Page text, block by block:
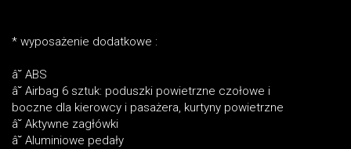
* wyposażenie dodatkowe :
â˘ ABS
â˘ Airbag 6 sztuk: poduszki powietrzne czołowe i
boczne dla kierowcy i pasażera, kurtyny powietrzne
â˘ Aktywne zagłówki
â˘ Aluminiowe pedały